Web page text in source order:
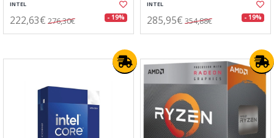
INTEL
222,63€ 276,30€ - 19%
INTEL
285,95€ 354,88€ - 19%